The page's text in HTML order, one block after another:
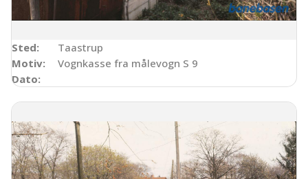
Sted:
Taastrup
Motiv:
Vognkasse fra målevogn S 9
Dato: